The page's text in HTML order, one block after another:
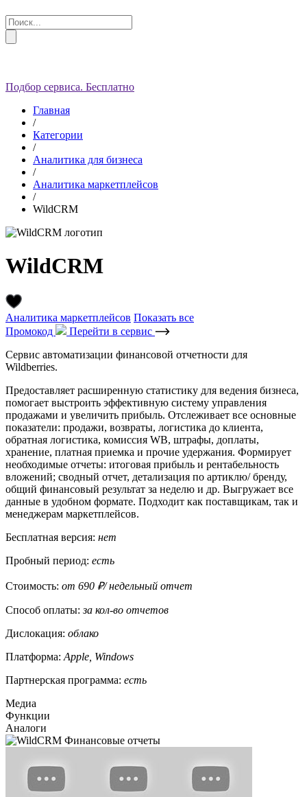
Подбор сервиса. Бесплатно
Главная
/
Категории
/
Аналитика для бизнеса
/
Аналитика маркетплейсов
/
WildCRM
WildCRM
Аналитика маркетплейсов Показать все
Промокод
Перейти в сервис
Сервис автоматизации финансовой отчетности для
Wildberries.
Предоставляет расширенную статистику для ведения бизнеса,
помогает выстроить эффективную систему управления
продажами и увеличить прибыль. Отслеживает все основные
показатели: продажи, возвраты, логистика до клиента,
обратная логистика, комиссия WB, штрафы, доплаты,
хранение, платная приемка и прочие удержания. Формирует
необходимые отчеты: итоговая прибыль и рентабельность
вложений; сводный отчет, детализация по артиклю/ бренду,
общий финансовый результат за неделю и др. Выгружает все
данные в удобном формате. Подходит как поставщикам, так и
менеджерам маркетплейсов.
Бесплатная версия: нет
Пробный период: есть
Стоимость: от 690 ₽/ недельный отчет
Способ оплаты:за кол-во отчетов
Дислокация: облако
Платформа: Apple, Windows
Партнерская программа: есть
Медиа
Функции
Аналоги